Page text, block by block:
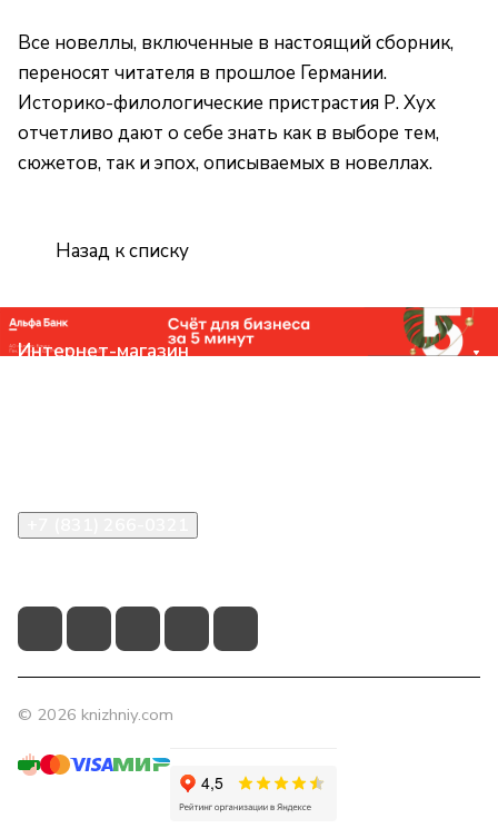
Все новеллы, включенные в настоящий сборник,
переносят читателя в прошлое Германии.
Историко-филологические пристрастия Р. Хух
отчетливо дают о себе знать как в выборе тем,
сюжетов, так и эпох, описываемых в новеллах.
Назад к списку
Интернет-магазин
© 2026 knizhniy.com